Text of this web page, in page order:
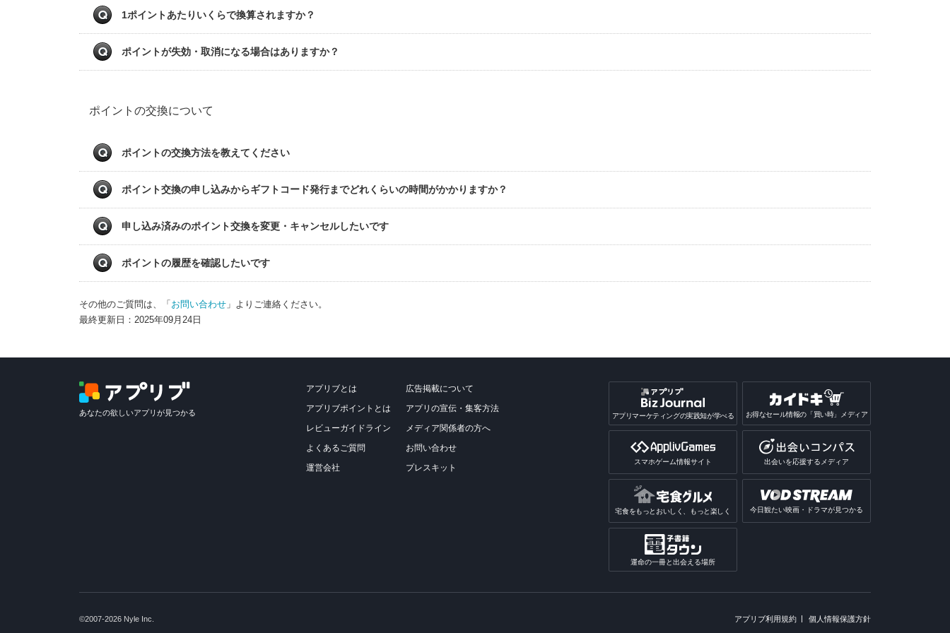
1ポイントあたりいくらで換算されますか？
ポイントが失効・取消になる場合はありますか？
ポイントの交換について
ポイントの交換方法を教えてください
ポイント交換の申し込みからギフトコード発行までどれくらいの時間がかかりますか？
申し込み済みのポイント交換を変更・キャンセルしたいです
ポイントの履歴を確認したいです
その他のご質問は、「 お問い合わせ 」よりご連絡ください。
最終更新日：2025年09月24日
あなたの欲しいアプリが見つかる
アプリブとは
アプリブポイントとは
レビューガイドライン
よくあるご質問
運営会社
広告掲載について
アプリの宣伝・集客方法
メディア関係者の方へ
お問い合わせ
プレスキット
アプリマーケティングの実践知が学べる お得なセール情報の「買い時」メディア
スマホゲーム情報サイト 出会いを応援するメディア
宅食をもっとおいしく、もっと楽しく 今日観たい映画・ドラマが見つかる
運命の一冊と出会える場所
©2007-2026 Nyle Inc. アプリブ利用規約 個人情報保護方針